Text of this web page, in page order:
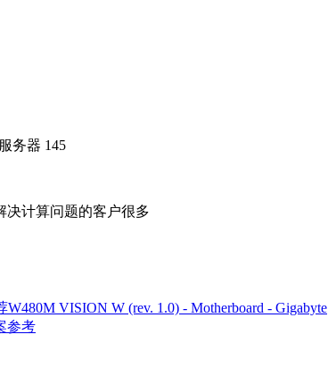
务器 145
决计算问题的客户很多
VISION W (rev. 1.0) - Motherboard - Gigabyte
参考